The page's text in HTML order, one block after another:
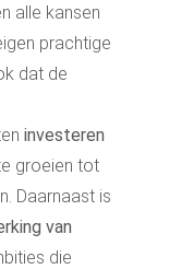
alle kansen
prachtige
dat de
investeren
groeien tot
Daarnaast is
van
die